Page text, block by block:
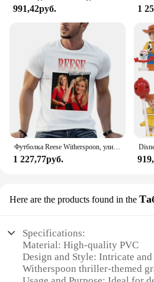
991,42руб. 1
Футболка Reese Witherspoon, уличная одежда, эстетичная одежда, тяжелые футболки для мужчин
1 227,77руб.
Here are the products found in the
Specifications:
Material: High-quality PVC
Design and Style: Intricate and
Witherspoon thriller-themed